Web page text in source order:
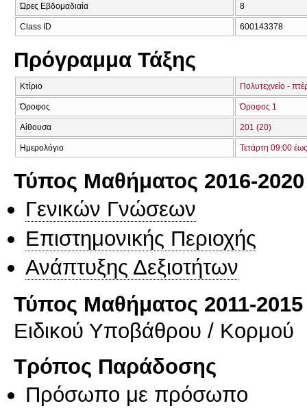
Ώρες Εβδομαδιαία 8
Class ID 600143378
Πρόγραμμα Τάξης
Κτίριο Πολυτεχνείο -
Όροφος Όροφος 1
Αίθουσα 201 (20)
Ημερολόγιο Τετάρτη 09:00
Τύπος Μαθήματος 2016-2020
Γενικών Γνώσεων
Επιστημονικής Περιοχής
Ανάπτυξης Δεξιοτήτων
Τύπος Μαθήματος 2011-2015
Ειδικού Υποβάθρου / Κορμού
Τρόπος Παράδοσης
Πρόσωπο με πρόσωπο